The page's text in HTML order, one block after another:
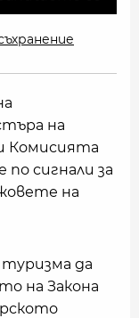
на
Комисията
сигнали за
на
да
на Закона